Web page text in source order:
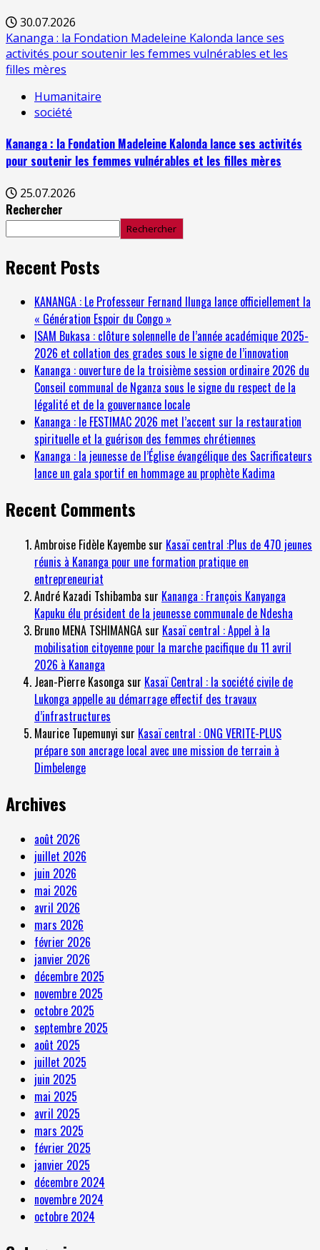
30.07.2026
Kananga : la Fondation Madeleine Kalonda lance ses
activités pour soutenir les femmes vulnérables et les
filles mères
Humanitaire
société
Kananga : la Fondation Madeleine Kalonda lance ses activités
pour soutenir les femmes vulnérables et les filles mères
25.07.2026
Rechercher
Rechercher
Recent Posts
KANANGA : Le Professeur Fernand Ilunga lance officiellement la
« Génération Espoir du Congo »
ISAM Bukasa : clôture solennelle de l’année académique 2025-
2026 et collation des grades sous le signe de l’innovation
Kananga : ouverture de la troisième session ordinaire 2026 du
Conseil communal de Nganza sous le signe du respect de la
légalité et de la gouvernance locale
Kananga : le FESTIMAC 2026 met l’accent sur la restauration
spirituelle et la guérison des femmes chrétiennes
Kananga : la jeunesse de l’Église évangélique des Sacrificateurs
lance un gala sportif en hommage au prophète Kadima
Recent Comments
Ambroise Fidèle Kayembesur Kasaï central :Plus de 470 jeunes
réunis à Kananga pour une formation pratique en
entrepreneuriat
André Kazadi Tshibamba sur Kananga : François Kanyanga
Kapuku élu président de la jeunesse communale de Ndesha
Bruno MENA TSHIMANGAsur Kasaï central : Appel à la
mobilisation citoyenne pour la marche pacifique du 11 avril
2026 à Kananga
Jean-Pierre Kasonga sur Kasaï Central : la société civile de
Lukonga appelle au démarrage effectif des travaux
d’infrastructures
Maurice Tupemunyi sur Kasaï central : ONG VERITE-PLUS
prépare son ancrage local avec une mission de terrain à
Dimbelenge
Archives
août 2026
juillet 2026
juin 2026
mai 2026
avril 2026
mars 2026
février 2026
janvier 2026
décembre 2025
novembre 2025
octobre 2025
septembre 2025
août 2025
juillet 2025
juin 2025
mai 2025
avril 2025
mars 2025
février 2025
janvier 2025
décembre 2024
novembre 2024
octobre 2024